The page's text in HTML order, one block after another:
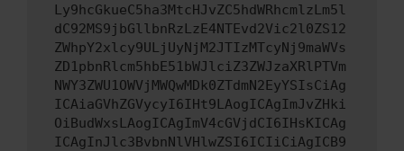
Ly9hcGkueC5ha3MtcHJvZC5hdWRhcmlzLm5l
dC92MS9jbGllbnRzLzE4NTEvd2Vic2l0ZS12
ZWhpY2xlcy9ULjUyNjM2JTIzMTcyNj9maWVs
ZD1pbnRlcm5hbE51bWJlciZ3ZWJzaXRlPTVm
NWY3ZWU1OWVjMWQwMDk0ZTdmN2EyYSIsCiAg
ICAiaGVhZGVycyI6IHt9LAogICAgImJvZHki
OiBudWxsLAogICAgImV4cGVjdCI6IHsKICAg
ICAgInJlc3BvbnNlVHlwZSI6ICIiCiAgICB9